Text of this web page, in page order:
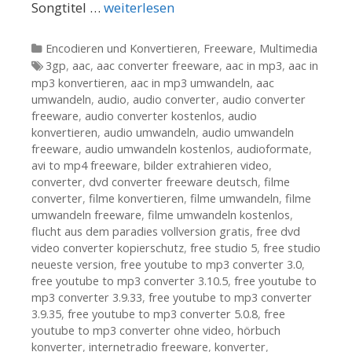
Songtitel … weiterlesen
Kategorien
Encodieren und Konvertieren, Freeware, Multimedia
Tags
3gp, aac, aac converter freeware, aac in mp3, aac in
mp3 konvertieren, aac in mp3 umwandeln, aac
umwandeln, audio, audio converter, audio converter
freeware, audio converter kostenlos, audio
konvertieren, audio umwandeln, audio umwandeln
freeware, audio umwandeln kostenlos, audioformate,
avi to mp4 freeware, bilder extrahieren video,
converter, dvd converter freeware deutsch, filme
converter, filme konvertieren, filme umwandeln, filme
umwandeln freeware, filme umwandeln kostenlos,
flucht aus dem paradies vollversion gratis, free dvd
video converter kopierschutz, free studio 5, free studio
neueste version, free youtube to mp3 converter 3.0,
free youtube to mp3 converter 3.10.5, free youtube to
mp3 converter 3.9.33, free youtube to mp3 converter
3.9.35, free youtube to mp3 converter 5.0.8, free
youtube to mp3 converter ohne video, hörbuch
konverter, internetradio freeware, konverter,